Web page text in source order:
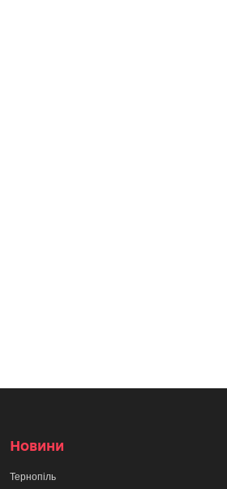
Новини
Тернопіль